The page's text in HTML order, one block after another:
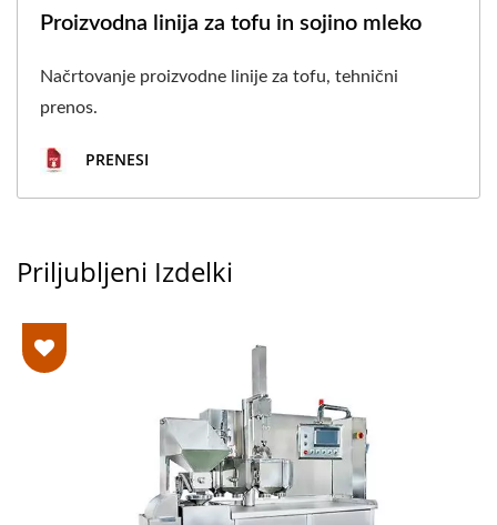
Proizvodna linija za tofu in sojino mleko
Načrtovanje proizvodne linije za tofu, tehnični
prenos.
PRENESI
Priljubljeni Izdelki